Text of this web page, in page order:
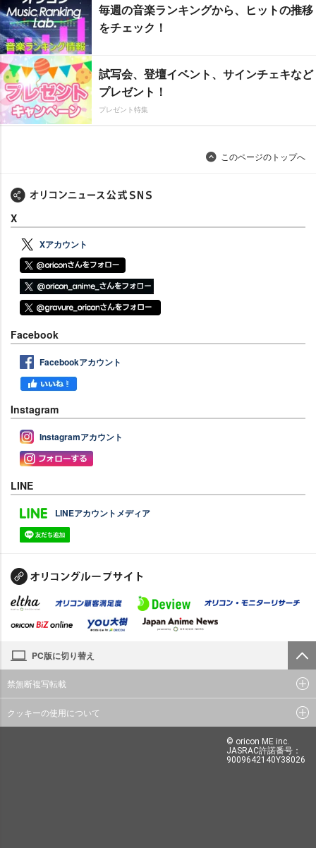
毎週の音楽ランキングから、ヒットの推移
をチェック！
試写会、登壇イベント、サインチェキなど
プレゼント！
プレゼント特集
このページのトップへ
X
Xアカウント
Facebook
Facebookアカウント
Instagram
Instagramアカウント
LINE
LINEアカウントメディア
PC版に切り替え
禁無断複写転載
クッキーの使用について
© oricon ME inc.
JASRAC許諾番号：
9009642140Y38026